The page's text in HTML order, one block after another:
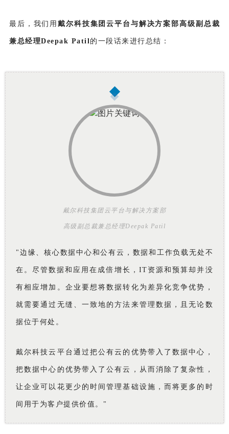
最后，我们用戴尔科技集团云平台与解决方案部高级副总裁
兼总经理Deepak Patil的一段话来进行总结：
戴尔科技集团云平台与解决方案部
高级副总裁兼总经理Deepak Patil
"边缘、核心数据中心和公有云，数据和工作负载无处不
在。尽管数据和应用在成倍增长，IT资源和预算却并没
有相应增加。企业要想将数据转化为差异化竞争优势，
就需要通过无缝、一致地的方法来管理数据，且无论数
据位于何处。
戴尔科技云平台通过把公有云的优势带入了数据中心，
把数据中心的优势带入了公有云，从而消除了复杂性，
让企业可以花更少的时间管理基础设施，而将更多的时
间用于为客户提供价值。"